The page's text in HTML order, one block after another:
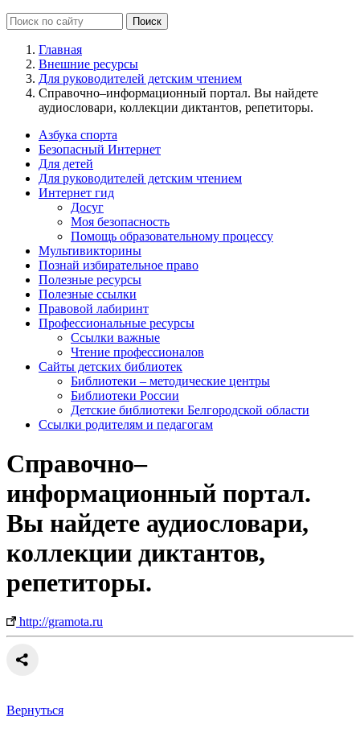
Главная
Внешние ресурсы
Для руководителей детским чтением
Справочно–информационный портал. Вы найдете
аудиословари, коллекции диктантов, репетиторы.
Азбука спорта
Безопасный Интернет
Для детей
Для руководителей детским чтением
Интернет гид
Досуг
Моя безопасность
Помощь образовательному процессу
Мультивикторины
Познай избирательное право
Полезные ресурсы
Полезные ссылки
Правовой лабиринт
Профессиональные ресурсы
Ссылки важные
Чтение профессионалов
Сайты детских библиотек
Библиотеки – методические центры
Библиотеки России
Детские библиотеки Белгородской области
Ссылки родителям и педагогам
Справочно–
информационный портал.
Вы найдете аудиословари,
коллекции диктантов,
репетиторы.
http://gramota.ru
Вернуться